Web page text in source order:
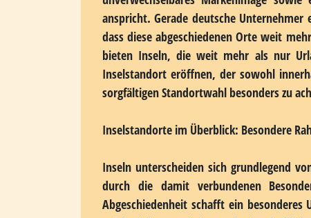
Welche Vorteile bietet eine Insel als
Ein Firmensitz auf einer Insel wirkt auf
erscheint. Bei näherer Betrachtung
bieten nicht nur einzigartige